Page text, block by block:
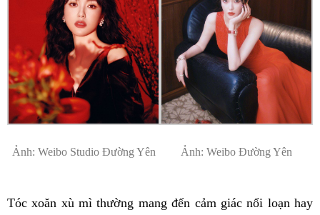
Ảnh: Weibo Studio Đường Yên Ảnh: Weibo Đường Yên
Tóc xoăn xù mì thường mang đến cảm giác nổi loạn hay